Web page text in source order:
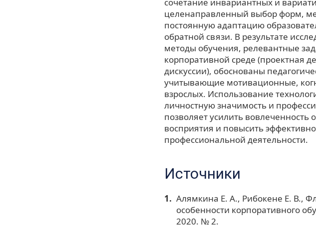
целенаправленный выбор форм,
постоянную адаптацию
обратной связи. В результате
методы обучения, релевантные
корпоративной среде (проектная
дискуссии), обоснованы
учитывающие мотивационные,
взрослых. Использование
личностную значимость и
позволяет усилить
восприятия и повысить
профессиональной деятельности.
Источники
Алямкина Е. А., Рибокене Е. В.,
особенности корпоративного
2020. № 2.